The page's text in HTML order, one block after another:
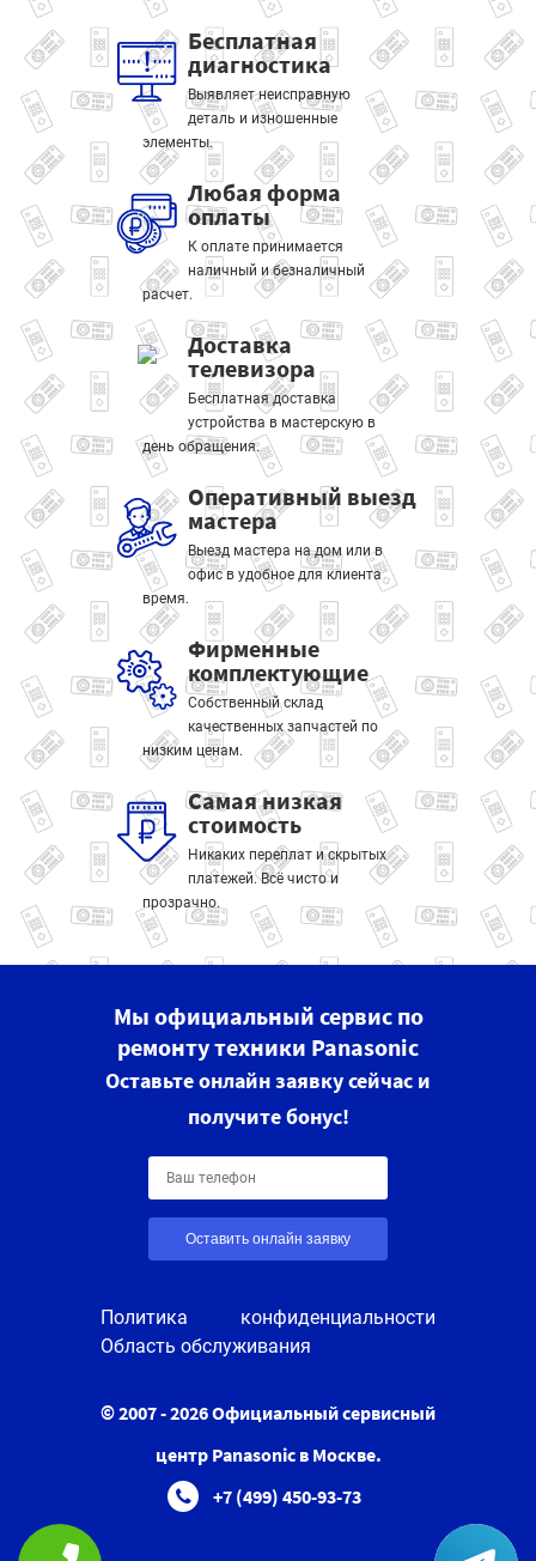
Бесплатная
диагностика
Выявляет неисправную
деталь и изношенные
элементы.
Любая форма
оплаты
К оплате принимается
наличный и безналичный
расчет.
Доставка
телевизора
Бесплатная доставка
устройства в мастерскую в
день обращения.
Оперативный выезд
мастера
Выезд мастера на дом или в
офис в удобное для клиента
время.
Фирменные
комплектующие
Собственный склад
качественных запчастей по
низким ценам.
Самая низкая
стоимость
Никаких переплат и скрытых
платежей. Всё чисто и
прозрачно.
Мы официальный сервис по
ремонту техники Panasonic
Оставьте онлайн заявку сейчас и
получите бонус!
Оставить онлайн заявку
Политика конфиденциальности
Область обслуживания
© 2007 - 2026 Официальный сервисный
центр Panasonic в Москве.
+7 (499) 450-93-73